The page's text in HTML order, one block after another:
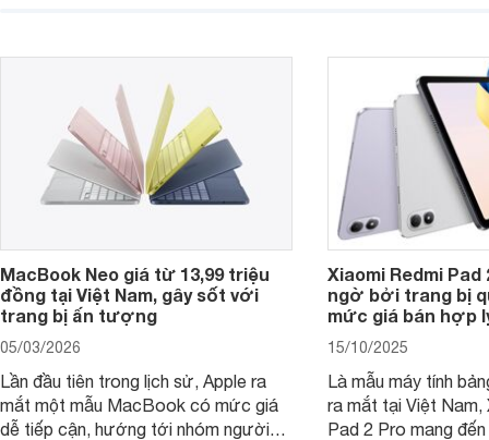
MacBook đáng cân nhắc dành cho
MacBook Neo giá từ 13,99 triệu
đồng tại Việt Nam, gây sốt với
trang bị ấn tượng
05/03/2026
Lần đầu tiên trong lịch sử, Apple ra
mắt một mẫu MacBook có mức giá
dễ tiếp cận, hướng tới nhóm người
Xiaomi Redmi Pad
ngờ bởi trang bị
mức giá bán hợp
15/10/2025
Là mẫu máy tính
ra mắt tại Việt Nam,
Pad 2 Pro mang